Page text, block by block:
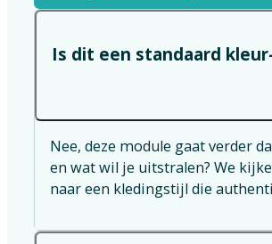
Is dit een standaard
Nee, deze module gaat verder
en wat wil je uitstralen? We
naar een kledingstijl die